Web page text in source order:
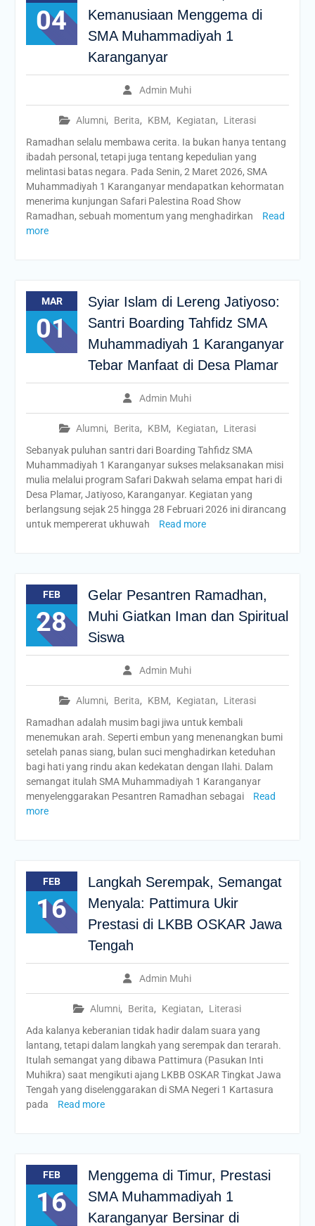
04
Kemanusiaan Menggema di
SMA Muhammadiyah 1
Karanganyar
Admin Muhi
Alumni, Berita, KBM, Kegiatan,
Literasi
Ramadhan selalu membawa cerita. Ia bukan hanya tentang
ibadah personal, tetapi juga tentang kepedulian yang
melintasi batas negara. Pada Senin, 2 Maret 2026, SMA
Muhammadiyah 1 Karanganyar mendapatkan kehormatan
menerima kunjungan Safari Palestina Road Show
Ramadhan, sebuah momentum yang menghadirkan
Read
more
MAR
01
Syiar Islam di Lereng Jatiyoso:
Santri Boarding Tahfidz SMA
Muhammadiyah 1 Karanganyar
Tebar Manfaat di Desa Plamar
Admin Muhi
Alumni, Berita, KBM, Kegiatan,
Literasi
Sebanyak puluhan santri dari Boarding Tahfidz SMA
Muhammadiyah 1 Karanganyar sukses melaksanakan misi
mulia melalui program Safari Dakwah selama empat hari di
Desa Plamar, Jatiyoso, Karanganyar. Kegiatan yang
berlangsung sejak 25 hingga 28 Februari 2026 ini dirancang
untuk mempererat ukhuwah
Read more
FEB
28
Gelar Pesantren Ramadhan,
Muhi Giatkan Iman dan Spiritual
Siswa
Admin Muhi
Alumni, Berita, KBM, Kegiatan,
Literasi
Ramadhan adalah musim bagi jiwa untuk kembali
menemukan arah. Seperti embun yang menenangkan bumi
setelah panas siang, bulan suci menghadirkan keteduhan
bagi hati yang rindu akan kedekatan dengan Ilahi. Dalam
semangat itulah SMA Muhammadiyah 1 Karanganyar
menyelenggarakan Pesantren Ramadhan sebagai
Read
more
FEB
16
Langkah Serempak, Semangat
Menyala: Pattimura Ukir
Prestasi di LKBB OSKAR Jawa
Tengah
Admin Muhi
Alumni, Berita, Kegiatan,
Literasi
Ada kalanya keberanian tidak hadir dalam suara yang
lantang, tetapi dalam langkah yang serempak dan terarah.
Itulah semangat yang dibawa Pattimura (Pasukan Inti
Muhikra) saat mengikuti ajang LKBB OSKAR Tingkat Jawa
Tengah yang diselenggarakan di SMA Negeri 1 Kartasura
pada
Read more
FEB
16
Menggema di Timur, Prestasi
SMA Muhammadiyah 1
Karanganyar Bersinar di